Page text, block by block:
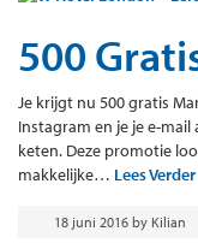
500
Je krijgt nu 500 gratis
Instagram en je je e-
keten. Deze promotie
makkelijke… Lees Verder
18 juni 2016 by Kilian